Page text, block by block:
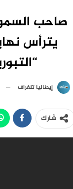
صاحب السمو
يترأس
إيطاليا تلغراف
شارك